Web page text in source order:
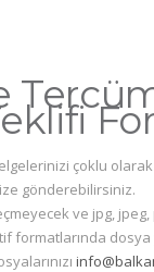
çoklu
gönderebilirsiniz.
ve jpg,
formatlarında